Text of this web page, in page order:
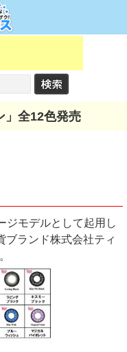
」全12色発売
ジモデルとして起用し
ブランド株式会社ティ